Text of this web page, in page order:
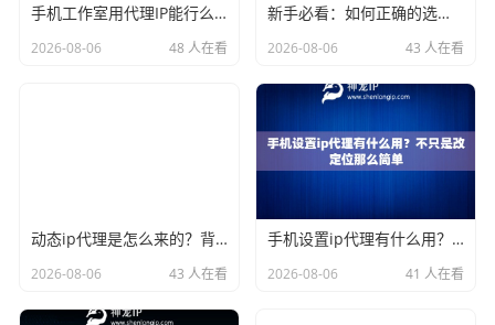
手机工作室用代理IP能行么？过来人的经验告诉你答案
2026-08-06 48 人在看
新手必看：如何正确的选择代理ip软件，别再交智商税了
2026-08-06 43 人在看
动态ip代理是怎么来的？背后的原理比你想象的精彩
2026-08-06 43 人在看
手机设置ip代理有什么用？不只是改定位那么简单
2026-08-06 41 人在看